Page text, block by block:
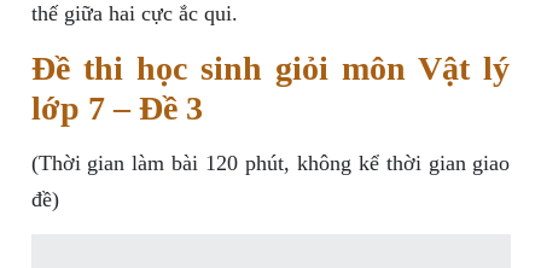
thế giữa hai cực ắc qui.
Đề thi học sinh giỏi môn Vật lý
lớp 7 – Đề 3
(Thời gian làm bài 120 phút, không kể thời gian giao
đề)